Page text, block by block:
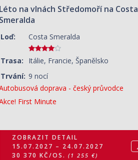
Léto na vlnách Středomoří na Costa
Smeralda
Loď: Costa Smeralda
Trasa:
Itálie, Francie, Španělsko
Trvání: 9 nocí
doprava - český průvodce
First Minute
ZOBRAZIT DETAIL
15.07.2027 – 24.07.2027
30 370 KČ/OS. (1 255 €)